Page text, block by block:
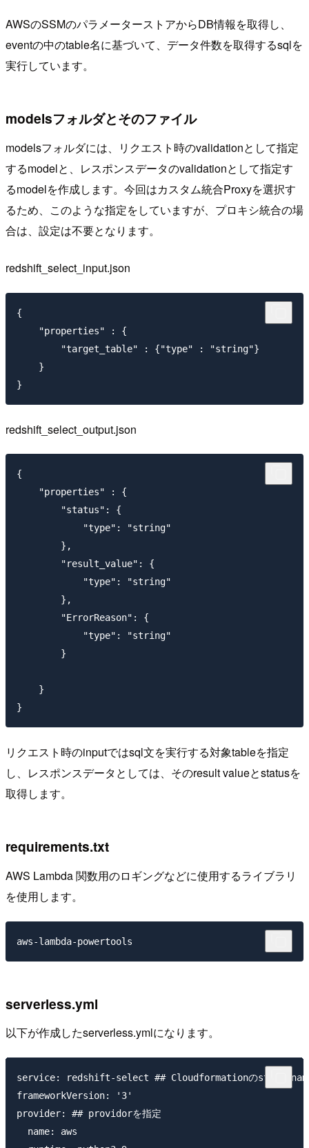
AWSのSSMのパラメーターストアからDB情報を取得し、
eventの中のtable名に基づいて、データ件数を取得するsqlを
実行しています。
modelsフォルダとそのファイル
modelsフォルダには、リクエスト時のvalidationとして指定
するmodelと、レスポンスデータのvalidationとして指定す
るmodelを作成します。今回はカスタム統合Proxyを選択す
るため、このような指定をしていますが、プロキシ統合の場
合は、設定は不要となります。
redshift_select_input.json
{
    "properties" : {
        "target_table" : {"type" : "string"}
    }
redshift_select_output.json
{
    "properties" : {
        "status": {
            "type": "string"
        },
        "result_value": {
            "type": "string"
        },
        "ErrorReason": {
            "type": "string"
        }
    }
リクエスト時のinputではsql文を実行する対象tableを指定
し、レスポンスデータとしては、そのresult valueとstatusを
取得します。
requirements.txt
AWS Lambda 関数用のロギングなどに使用するライブラリ
を使用します。
serverless.yml
以下が作成したserverless.ymlになります。
service: redshift-select ## Cloudformationのstack
frameworkVersion: '3'
provider: ## providorを指定
  name: aws